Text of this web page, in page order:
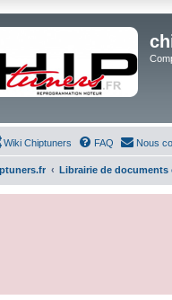
Wiki Chiptuners FAQ Nous
Librairie de documents